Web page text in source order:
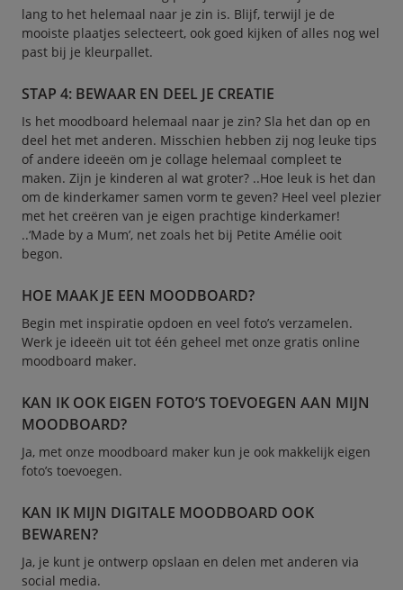
lang to het helemaal naar je zin is. Blijf, terwijl je de
mooiste plaatjes selecteert, ook goed kijken of alles nog wel
past bij je kleurpallet.
STAP 4: BEWAAR EN DEEL JE CREATIE
Is het moodboard helemaal naar je zin? Sla het dan op en
deel het met anderen. Misschien hebben zij nog leuke tips
of andere ideeën om je collage helemaal compleet te
maken. Zijn je kinderen al wat groter? ..Hoe leuk is het dan
om de kinderkamer samen vorm te geven? Heel veel plezier
met het creëren van je eigen prachtige kinderkamer!
..‘Made by a Mum’, net zoals het bij Petite Amélie ooit
begon.
HOE MAAK JE EEN MOODBOARD?
Begin met inspiratie opdoen en veel foto’s verzamelen.
Werk je ideeën uit tot één geheel met onze gratis online
moodboard maker.
KAN IK OOK EIGEN FOTO’S TOEVOEGEN AAN MIJN
MOODBOARD?
Ja, met onze moodboard maker kun je ook makkelijk eigen
foto’s toevoegen.
KAN IK MIJN DIGITALE MOODBOARD OOK
BEWAREN?
Ja, je kunt je ontwerp opslaan en delen met anderen via
social media.